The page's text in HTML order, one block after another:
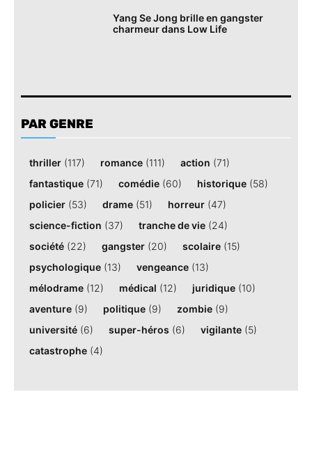
Yang Se Jong brille en gangster
charmeur dans Low Life
PAR GENRE
thriller (117) romance (111) action (71)
fantastique (71) comédie (60) historique (58)
policier (53) drame (51) horreur (47)
science-fiction (37) tranche de vie (24)
société (22) gangster (20) scolaire (15)
psychologique (13) vengeance (13)
mélodrame (12) médical (12) juridique (10)
aventure (9) politique (9) zombie (9)
université (6) super-héros (6) vigilante (5)
catastrophe (4)